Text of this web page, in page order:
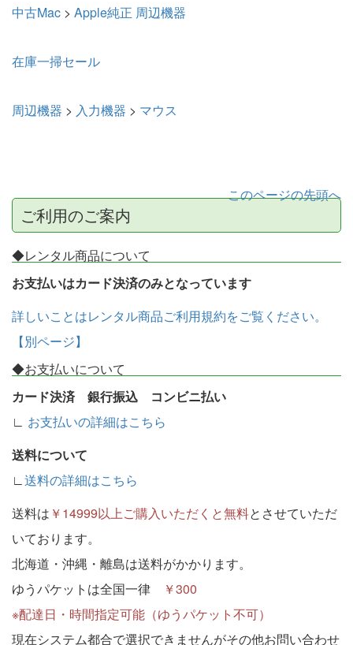
中古Mac > Apple純正 周辺機器
在庫一掃セール
周辺機器 > 入力機器 > マウス
このページの先頭へ
ご利用のご案内
◆レンタル商品について
お支払いはカード決済のみとなっています
詳しいことはレンタル商品ご利用規約をご覧ください。
【別ページ】
◆お支払いについて
カード決済 銀行振込 コンビニ払い
∟ お支払いの詳細はこちら
送料について
∟送料の詳細はこちら
送料は ￥14999以上ご購入いただくと無料とさせていただ
いております。
北海道・沖縄・離島は送料がかかります。
ゆうパケットは全国一律
￥300
※配達日・時間指定可能（ゆうパケット不可）
現在システム都合で選択できませんがその他お問い合わせ